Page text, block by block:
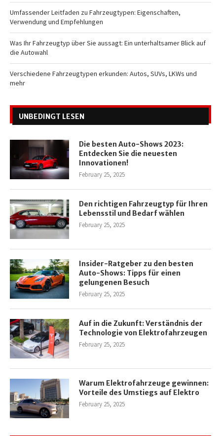
Umfassender Leitfaden zu Fahrzeugtypen: Eigenschaften,
Verwendung und Empfehlungen
Was Ihr Fahrzeugtyp über Sie aussagt: Ein unterhaltsamer Blick auf
die Autowahl
Verschiedene Fahrzeugtypen erkunden: Autos, SUVs, LKWs und
mehr
UNBEDINGT LESEN
Die besten Auto-Shows 2023:
Entdecken Sie die neuesten
Innovationen!
February 25, 2025
Den richtigen Fahrzeugtyp für Ihren
Lebensstil und Bedarf wählen
February 25, 2025
Insider-Ratgeber zu den besten
Auto-Shows: Tipps für einen
gelungenen Besuch
February 25, 2025
Auf in die Zukunft: Verständnis der
Technologie von Elektrofahrzeugen
February 25, 2025
Warum Elektrofahrzeuge gewinnen:
Vorteile des Umstiegs auf Elektro
February 25, 2025